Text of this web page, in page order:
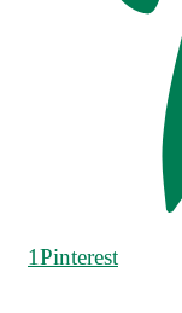
1Pinterest